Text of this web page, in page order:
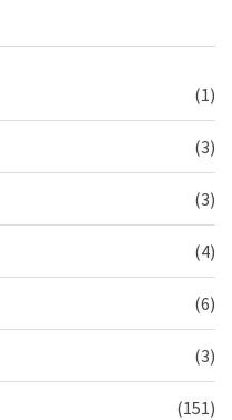
(1)
(3)
(3)
(4)
(6)
(3)
(151)